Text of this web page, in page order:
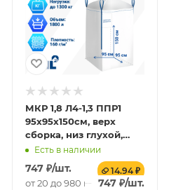
МКР 1,8 Л4-1,3 ППР1
95х95х150см, верх
сборка, низ глухой,
160г/м2
Есть в наличии
747₽/шт. 14.94 ₽
от 20 до 980 шт. 747 ₽/шт.